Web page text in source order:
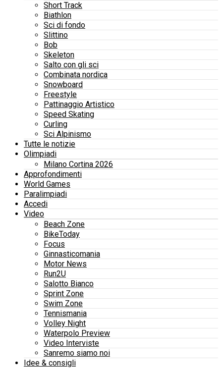
Short Track
Biathlon
Sci di fondo
Slittino
Bob
Skeleton
Salto con gli sci
Combinata nordica
Snowboard
Freestyle
Pattinaggio Artistico
Speed Skating
Curling
Sci Alpinismo
Tutte le notizie
Olimpiadi
Milano Cortina 2026
Approfondimenti
World Games
Paralimpiadi
Accedi
Video
Beach Zone
BikeToday
Focus
Ginnasticomania
Motor News
Run2U
Salotto Bianco
Sprint Zone
Swim Zone
Tennismania
Volley Night
Waterpolo Preview
Video Interviste
Sanremo siamo noi
Idee & consigli